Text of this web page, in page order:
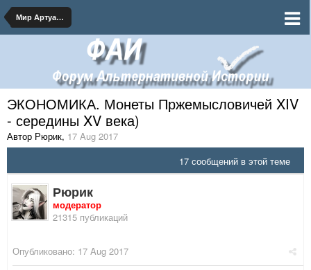
Мир Артуасской Династии
ЭКОНОМИКА. Монеты Пржемысловичей XIV
- середины XV века)
Автор Рюрик, 17 Aug 2017
17 сообщений в этой теме
Рюрик
модератор
21315 публикаций
Опубликовано: 17 Aug 2017